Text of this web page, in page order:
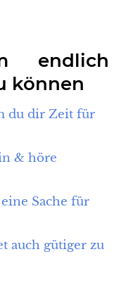
endlich
können
du dir Zeit für
& höre
Sache für
auch gütiger zu